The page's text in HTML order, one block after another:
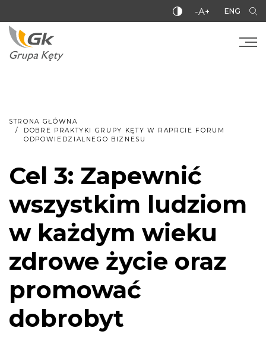
-A+ ENG
STRONA GŁÓWNA
DOBRE PRAKTYKI GRUPY KĘTY W RAPRCIE FORUM
ODPOWIEDZIALNEGO BIZNESU
Cel 3: Zapewnić
wszystkim ludziom
w każdym wieku
zdrowe życie oraz
promować
dobrobyt